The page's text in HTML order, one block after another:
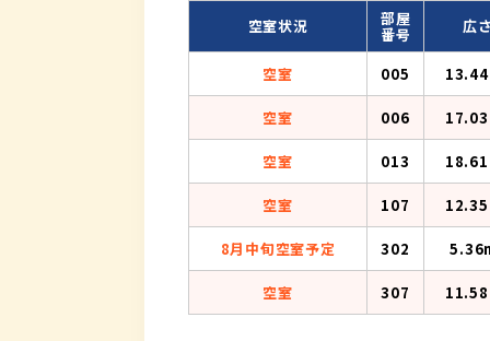
空室状況 部屋
番号 広
空室 005
空室 006
空室 013
空室 107
8月中旬空室予定 302
空室 307